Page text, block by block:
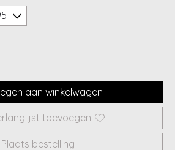
aan winkelwagen
toevoegen
Plaats bestelling